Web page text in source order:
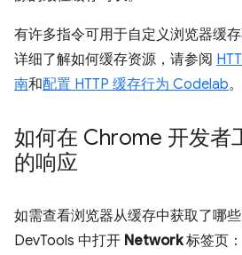
有许多指令可用于自定义浏览器缓
详细了解如何缓存资源，请参阅
南和配置 HTTP 缓存行为 Codelab。
如何在 Chrome 开发者
的响应
如需查看浏览器从缓存中获取了哪
DevTools 中打开 Network标签页：